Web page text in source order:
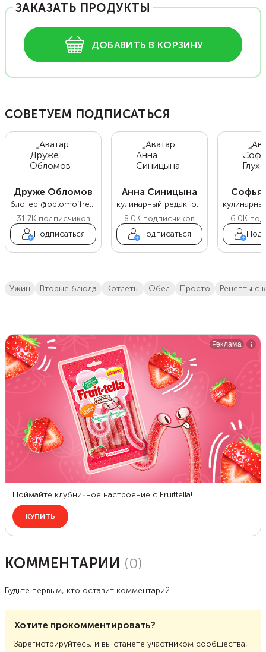
ЗАКАЗАТЬ ПРОДУКТЫ
ДОБАВИТЬ В КОРЗИНУ
СОВЕТУЕМ ПОДПИСАТЬСЯ
Друже Обломов
блогер @oblomoffrecipe
31.7Kподписчиков
Подписаться
Анна Синицына
кулинарный редактор Food.ru
8.0K подписчиков
Подписаться
Софья
6.0K
ужин вторые блюда котлеты обед просто Рецепты с
КОММЕНТАРИИ (0)
Будьте первым, кто оставит комментарий
Хотите прокомментировать?
Зарегистрируйтесь, и вы станете участником сообщества,